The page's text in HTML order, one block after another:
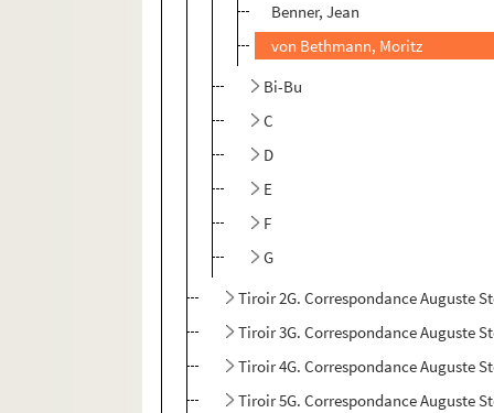
Benner, Jean
von Bethmann, Moritz
Bi-Bu
C
D
E
F
G
Tiroir 2G. Correspondance Auguste
Tiroir 3G. Correspondance Auguste
Tiroir 4G. Correspondance Auguste
Tiroir 5G. Correspondance Auguste